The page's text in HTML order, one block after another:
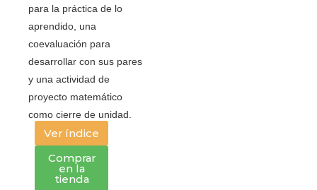
para la práctica de lo
aprendido, una
coevaluación para
desarrollar con sus pares
y una actividad de
proyecto matemático
como cierre de unidad.
Ver índice
Comprar
en la
tienda